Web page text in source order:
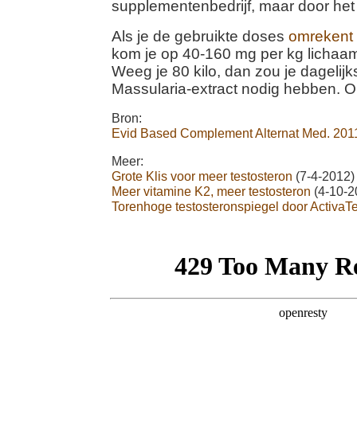
supplementenbedrijf, maar door
Als je de gebruikte doses omrekent
kom je op 40-160 mg per kg
Weeg je 80 kilo, dan zou je
Massularia-extract nodig hebben.
Bron:
Evid Based Complement Alternat Med.
Meer:
Grote Klis voor meer testosteron (7-4-2012)
Meer vitamine K2, meer testosteron (4-10-
Torenhoge testosteronspiegel door